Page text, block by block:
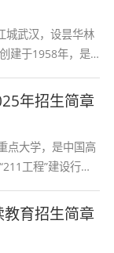
2250元/年
5625元（2250
城武汉，设昙华林
建于1958年，是
年招生简章
点大学，是中国高
工程”建设行
育招生简章